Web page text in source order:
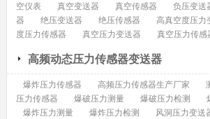
空仪表
真空变送器 真空传感器 负压变送
器
绝压变送器 绝压传感器 高真空度压力
度压力传感器
真空压力变送器 真空压力传感
高频动态压力传感器变送器
爆炸压力传感器 高频压力传感器生产厂家
压力传感器
爆破压力测量 爆破压力检测
爆炸压力测量
爆炸压力检测 风洞压力变送